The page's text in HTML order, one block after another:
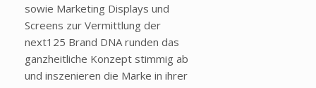
sowie Marketing Displays und
Screens zur Vermittlung der
next125 Brand DNA runden das
ganzheitliche Konzept stimmig ab
und inszenieren die Marke in ihrer